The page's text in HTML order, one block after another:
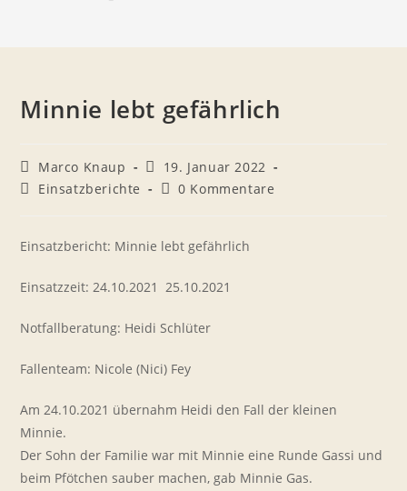
Minnie lebt gefährlich
Beitrags-
Autor:
Marco Knaup
Beitrag
veröffentlicht:
19. Januar 2022
Beitrags-
Einsatzberichte
Beitrags-
0 Kommentare
Einsatzbericht: Minnie lebt gefährlich
Einsatzzeit: 24.10.2021  25.10.2021
Notfallberatung: Heidi Schlüter
Fallenteam: Nicole (Nici) Fey
Am 24.10.2021 übernahm Heidi den Fall der kleinen
Minnie.
Der Sohn der Familie war mit Minnie eine Runde Gassi und
beim Pfötchen sauber machen, gab Minnie Gas.